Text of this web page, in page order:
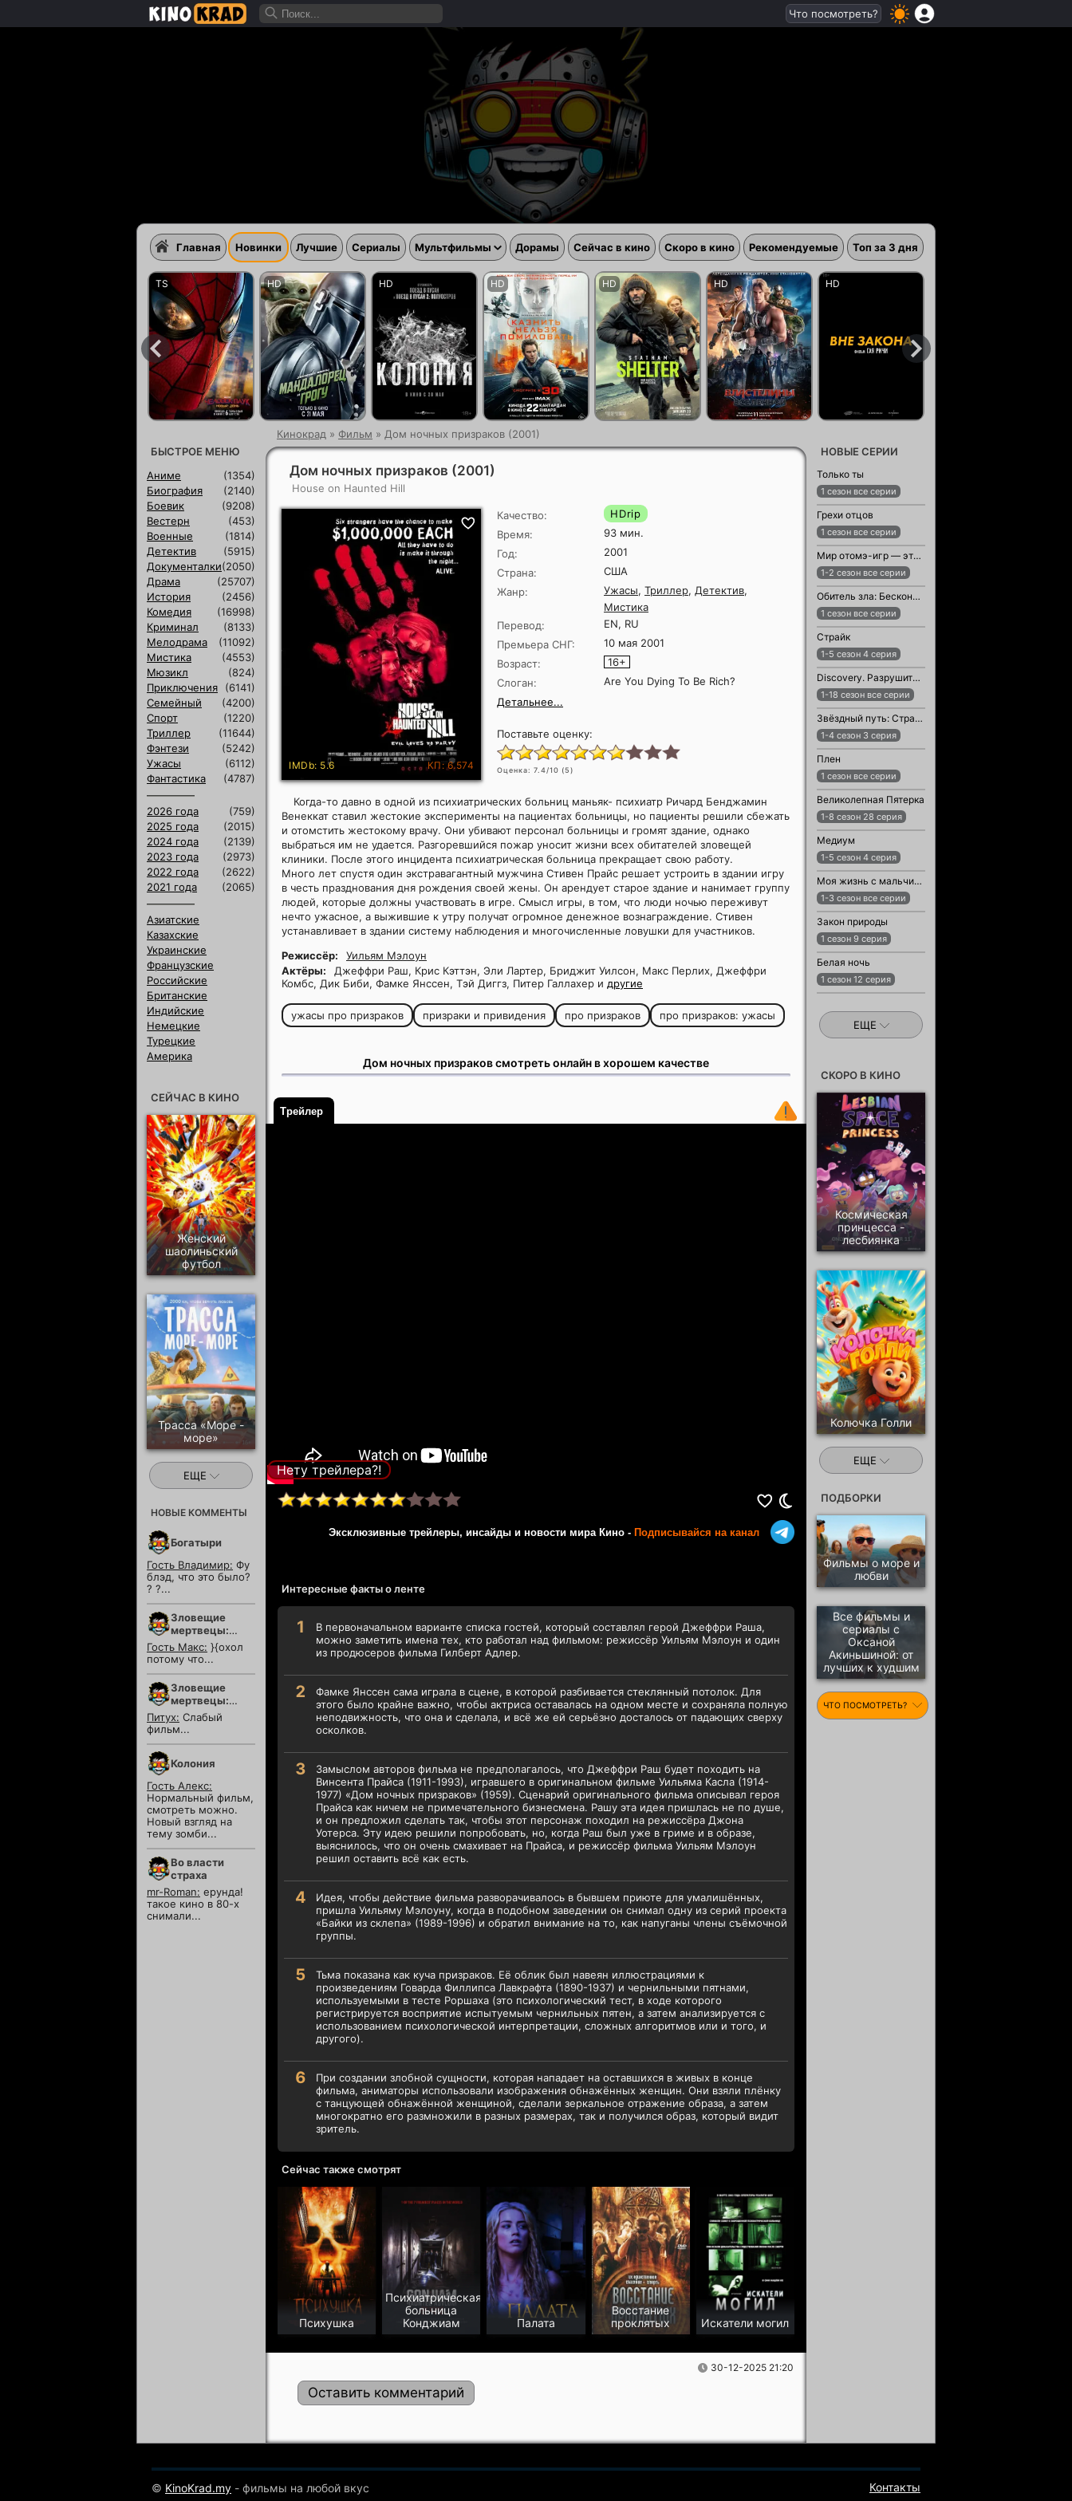
Кинокрад » Фильм » Дом ночных призраков (2001)
Дом ночных призраков (2001)
House on Haunted Hill
IMDb: 5.6 КП: 6.574
Качество:
HDrip
Время:
93 мин.
Год:
2001
Страна:
США
Жанр:
Ужасы, Триллер, Детектив,
Мистика
Перевод:
EN, RU
Премьера СНГ:
10 мая 2001
Возраст:
16+
Слоган:
Are You Dying To Be Rich?
Детальнее...
Поставьте оценку:
Оценка: 7.4/10 (5)
Когда-то давно в одной из психиатрических больниц маньяк- психиатр Ричард Бенджамин
Венеккат ставил жестокие эксперименты на пациентах больницы, но пациенты решили сбежать
и отомстить жестокому врачу. Они убивают персонал больницы и громят здание, однако
выбраться им не удается. Разгоревшийся пожар уносит жизни всех обитателей зловещей
клиники. После этого инцидента психиатрическая больница прекращает свою работу.
Много лет спустя один экстравагантный мужчина Стивен Прайс решает устроить в здании игру
в честь празднования дня рождения своей жены. Он арендует старое здание и нанимает группу
людей, которые должны участвовать в игре. Смысл игры, в том, что люди ночью переживут
нечто ужасное, а выжившие к утру получат огромное денежное вознаграждение. Стивен
устанавливает в здании систему наблюдения и многочисленные ловушки для участников.
Режиссёр:
Уильям Мэлоун
Актёры:
Джеффри Раш, Крис Кэттэн, Эли Лартер, Бриджит Уилсон, Макс Перлих, Джеффри
Комбс, Дик Биби, Фамке Янссен, Тэй Диггз, Питер Галлахер и другие
ужасы про призраков призраки и привидения про призраков про призраков: ужасы
Дом ночных призраков смотреть онлайн в хорошем качестве
Трейлер
Нету трейлера?!
Эксклюзивные трейлеры, инсайды и новости мира Кино - Подписывайся на канал
Интересные факты о ленте
В первоначальном варианте списка гостей, который составлял герой Джеффри Раша,
можно заметить имена тех, кто работал над фильмом: режиссёр Уильям Мэлоун и один
из продюсеров фильма Гилберт Адлер.
Фамке Янссен сама играла в сцене, в которой разбивается стеклянный потолок. Для
этого было крайне важно, чтобы актриса оставалась на одном месте и сохраняла полную
неподвижность, что она и сделала, и всё же ей серьёзно досталось от падающих сверху
осколков.
Замыслом авторов фильма не предполагалось, что Джеффри Раш будет походить на
Винсента Прайса (1911-1993), игравшего в оригинальном фильме Уильяма Касла (1914-
1977) «Дом ночных призраков» (1959). Сценарий оригинального фильма описывал героя
Прайса как ничем не примечательного бизнесмена. Рашу эта идея пришлась не по душе,
и он предложил сделать так, чтобы этот персонаж походил на режиссёра Джона
Уотерса. Эту идею решили попробовать, но, когда Раш был уже в гриме и в образе,
выяснилось, что он очень смахивает на Прайса, и режиссёр фильма Уильям Мэлоун
решил оставить всё как есть.
Идея, чтобы действие фильма разворачивалось в бывшем приюте для умалишённых,
пришла Уильяму Мэлоуну, когда в подобном заведении он снимал одну из серий проекта
«Байки из склепа» (1989-1996) и обратил внимание на то, как напуганы члены съёмочной
группы.
Тьма показана как куча призраков. Её облик был навеян иллюстрациями к
произведениям Говарда Филлипса Лавкрафта (1890-1937) и чернильными пятнами,
используемыми в тесте Роршаха (это психологический тест, в ходе которого
регистрируется восприятие испытуемым чернильных пятен, а затем анализируется с
использованием психологической интерпретации, сложных алгоритмов или и того, и
другого).
При создании злобной сущности, которая нападает на оставшихся в живых в конце
фильма, аниматоры использовали изображения обнажённых женщин. Они взяли плёнку
с танцующей обнажённой женщиной, сделали зеркальное отражение образа, а затем
многократно его размножили в разных размерах, так и получился образ, который видит
зритель.
Сейчас также смотрят
Психушка
Психиатрическая
больница
Конджиам
Палата
Восстание
проклятых
Искатели могил
30-12-2025 21:20
Оставить комментарий
БЫСТРОЕ МЕНЮ
Аниме
(1354)
Биография
(2140)
Боевик
(9208)
Вестерн
(453)
Военные
(1814)
Детектив
(5915)
Документалки(2050)
Драма
(25707)
История
(2456)
Комедия
(16998)
Криминал
(8133)
Мелодрама
(11092)
Мистика
(4553)
Мюзикл
(824)
Приключения
(6141)
Семейный
(4200)
Спорт
(1220)
Триллер
(11644)
Фэнтези
(5242)
Ужасы
(6112)
Фантастика
(4787)
2026 года
(759)
2025 года
(2015)
2024 года
(2139)
2023 года
(2973)
2022 года
(2622)
2021 года
(2065)
Азиатские
Казахские
Украинские
Французские
Российские
Британские
Индийские
Немецкие
Турецкие
Америка
СЕЙЧАС В КИНО
Женский
шаолиньский
футбол
Трасса «Море -
море»
ЕЩЕ
НОВЫЕ КОММЕНТЫ
Богатыри
Гость Владимир: Фу
блэд, что это было?
? ?...
Зловещие
мертвецы:
Пекло
Гость Макс: }{охол
потому что...
Зловещие
мертвецы:
Пекло
Питух: Слабый
фильм...
Колония
Гость Алекс:
Нормальный фильм,
смотреть можно.
Новый взгляд на
тему зомби...
Во власти
страха
mr-Roman: ерунда!
такое кино в 80-х
снимали...
НОВЫЕ СЕРИИ
Только ты
1 сезон все серии
Грехи отцов
1 сезон все серии
Мир отомэ-игр — это тяжёлый мир для мобов
1-2 сезон все серии
Обитель зла: Бесконечная тьма
1 сезон все серии
Страйк
1-5 сезон 4 серия
Discovery. Разрушители легенд
1-18 сезон все серии
Звёздный путь: Странные новые миры
1-4 сезон 3 серия
Плен
1 сезон все серии
Великолепная Пятерка
1-8 сезон 28 серия
Медиум
1-5 сезон 4 серия
Моя жизнь с мальчиками Уолтер
1-3 сезон все серии
Закон природы
1 сезон 9 серия
Белая ночь
1 сезон 12 серия
ЕЩЕ
СКОРО В КИНО
Космическая
принцесса -
лесбиянка
Колючка Голли
ЕЩЕ
ПОДБОРКИ
Фильмы о море и
любви
Все фильмы и
сериалы с
Оксаной
Акиньшиной: от
лучших к худшим
ЧТО ПОСМОТРЕТЬ?
Главная Новинки Лучшие Сериалы Мультфильмы Дорамы Сейчас в кино Скоро в кино Рекомендуемые Топ за 3 дня
Что посмотреть?
© KinoKrad.my - фильмы на любой вкус Контакты